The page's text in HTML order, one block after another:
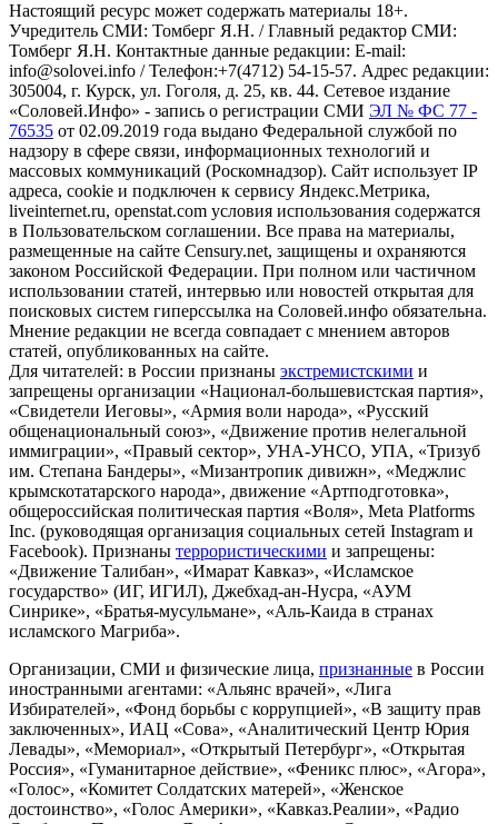
Настоящий ресурс может содержать материалы 18+.
Учредитель СМИ: Томберг Я.Н. / Главный редактор СМИ:
Томберг Я.Н. Контактные данные редакции: E-mail:
info@solovei.info / Телефон:+7(4712) 54-15-57. Адрес редакции:
305004, г. Курск, ул. Гоголя, д. 25, кв. 44. Сетевое издание
«Соловей.Инфо» - запись о регистрации СМИ ЭЛ № ФС 77 -
76535 от 02.09.2019 года выдано Федеральной службой по
надзору в сфере связи, информационных технологий и
массовых коммуникаций (Роскомнадзор). Сайт использует IP
адреса, cookie и подключен к сервису Яндекс.Метрика,
liveinternet.ru, openstat.com условия использования содержатся
в Пользовательском соглашении. Все права на материалы,
размещенные на сайте Censury.net, защищены и охраняются
законом Российской Федерации. При полном или частичном
использовании статей, интервью или новостей открытая для
поисковых систем гиперссылка на Соловей.инфо обязательна.
Мнение редакции не всегда совпадает с мнением авторов
статей, опубликованных на сайте.
Для читателей: в России признаны экстремистскими и
запрещены организации «Национал-большевистская партия»,
«Свидетели Иеговы», «Армия воли народа», «Русский
общенациональный союз», «Движение против нелегальной
иммиграции», «Правый сектор», УНА-УНСО, УПА, «Тризуб
им. Степана Бандеры», «Мизантропик дивижн», «Меджлис
крымскотатарского народа», движение «Артподготовка»,
общероссийская политическая партия «Воля», Meta Platforms
Inc. (руководящая организация социальных сетей Instagram и
Facebook). Признаны террористическими и запрещены:
«Движение Талибан», «Имарат Кавказ», «Исламское
государство» (ИГ, ИГИЛ), Джебхад-ан-Нусра, «АУМ
Синрике», «Братья-мусульмане», «Аль-Каида в странах
исламского Магриба».
Организации, СМИ и физические лица, признанные в России
иностранными агентами: «Альянс врачей», «Лига
Избирателей», «Фонд борьбы с коррупцией», «В защиту прав
заключенных», ИАЦ «Сова», «Аналитический Центр Юрия
Левады», «Мемориал», «Открытый Петербург», «Открытая
Россия», «Гуманитарное действие», «Феникс плюс», «Агора»,
«Голос», «Комитет Солдатских матерей», «Женское
достоинство», «Голос Америки», «Кавказ.Реалии», «Радио